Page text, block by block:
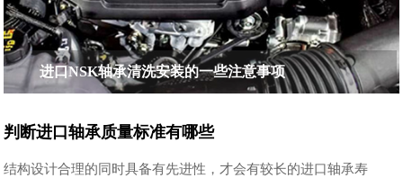
进口NSK轴承清洗安装的一些注意事项
判断进口轴承质量标准有哪些
结构设计合理的同时具备有先进性，才会有较长的进口轴承寿